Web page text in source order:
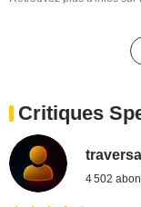
Critiques
4 502